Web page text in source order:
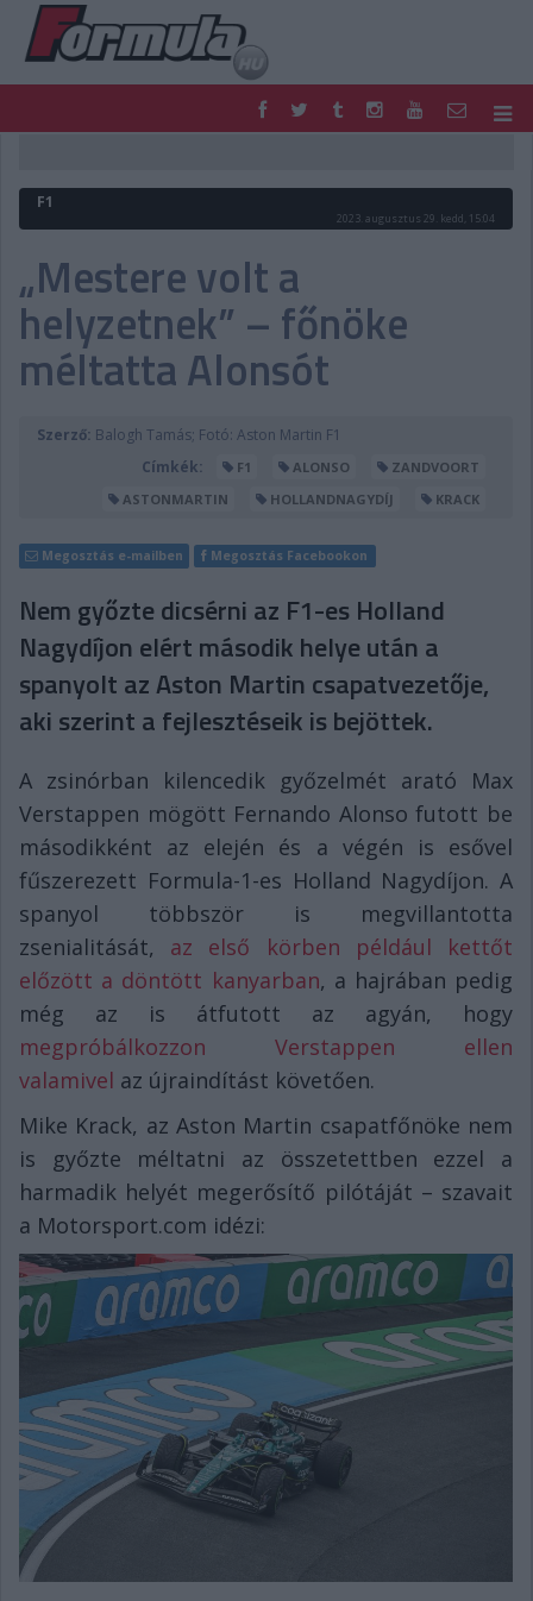
FORMULA
MOTOR
PODCAST
SHOP
LIVE
TIPPJÁTÉK
DIGITÁLIS MAGAZIN
PONTÁLLÁSOK
VERSENYNAPTÁRAK
F1
2023. augusztus 29. kedd, 15:04
„Mestere volt a
helyzetnek” – főnöke
méltatta Alonsót
Szerző: Balogh Tamás; Fotó: Aston Martin F1
Címkék:
F1 ALONSO
ZANDVOORT
ASTONMARTIN
HOLLANDNAGYDÍJ KRACK
Megosztás e-mailben Megosztás Facebookon
Nem győzte dicsérni az F1-es Holland
Nagydíjon elért második helye után a
spanyolt az Aston Martin csapatvezetője,
aki szerint a fejlesztéseik is bejöttek.
A zsinórban kilencedik győzelmét arató Max
Verstappen mögött Fernando Alonso futott be
másodikként az elején és a végén is esővel
fűszerezett Formula-1-es Holland Nagydíjon. A
spanyol többször is megvillantotta
zsenialitását, az első körben például kettőt
előzött a döntött kanyarban, a hajrában pedig
még az is átfutott az agyán, hogy
megpróbálkozzon Verstappen ellen
valamivel az újraindítást követően.
Mike Krack, az Aston Martin csapatfőnöke nem
is győzte méltatni az összetettben ezzel a
harmadik helyét megerősítő pilótáját – szavait
a Motorsport.com idézi: